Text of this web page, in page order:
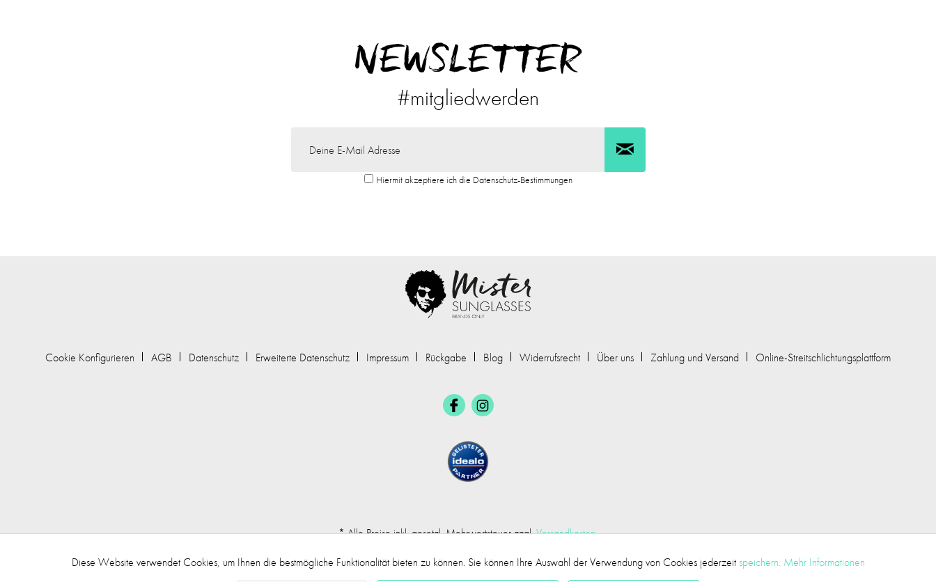
NEWSLETTER
#mitgliedwerden
Hiermit akzeptiere ich die Datenschutz-Bestimmungen
Cookie Konfigurieren AGB Datenschutz Erweiterte Datenschutz Impressum Rückgabe Blog Widerrufsrecht Über uns Zahlung und Versand Online-Streitschlichtungsplattform
* Alle Preise inkl. gesetzl. Mehrwertsteuer zzgl.Versandkosten.
Funktionale Aktiv
Diese Website verwendet Cookies, um Ihnen die bestmögliche Funktionalität bieten zu können. Sie können Ihre Auswahl der Verwendung von Cookies jederzeitspeichern. Mehr Informationen